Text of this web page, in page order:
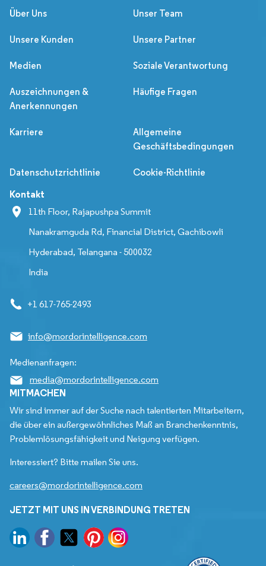
Über Uns
Unser Team
Unsere Kunden Unsere Partner
Medien Soziale Verantwortung
Auszeichnungen &
Anerkennungen
Häufige Fragen
Karriere
Allgemeine
Geschäftsbedingungen
Datenschutzrichtlinie Cookie-Richtlinie
Kontakt
11th Floor, Rajapushpa Summit
Nanakramguda Rd, Financial District, Gachibowli
Hyderabad, Telangana - 500032
India
+1 617-765-2493
info@mordorintelligence.com
Medienanfragen:
media@mordorintelligence.com
MITMACHEN
Wir sind immer auf der Suche nach talentierten Mitarbeitern,
die über ein außergewöhnliches Maß an Branchenkenntnis,
Problemlösungsfähigkeit und Neigung verfügen.
Interessiert? Bitte mailen Sie uns.
careers@mordorintelligence.com
JETZT MIT UNS IN VERBINDUNG TRETEN